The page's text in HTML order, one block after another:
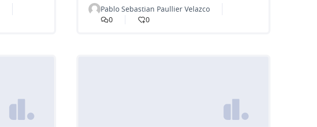
Pablo Sebastian Paullier Velazco
0
0